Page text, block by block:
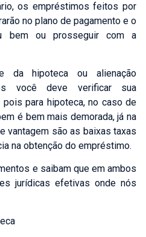
os empréstimos feitos por
no plano de pagamento e o
bem ou prosseguir com a
da hipoteca ou alienação
você deve verificar sua
pois para hipoteca, no caso de
é bem mais demorada, já na
vantagem são as baixas taxas
na obtenção do empréstimo.
e saibam que em ambos
jurídicas efetivas onde nós
Especialista